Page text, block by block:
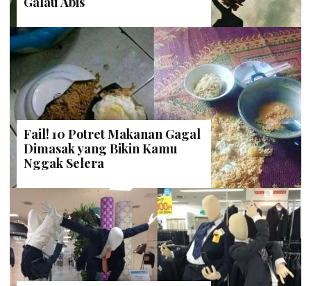
Fail! 10 Potret Makanan Gagal
Dimasak yang Bikin Kamu
Nggak Selera